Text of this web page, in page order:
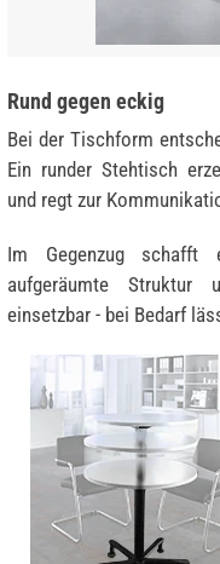
Rund gegen eckig
Bei der Tischform
Ein runder Stehtisch
und regt zur
Im Gegenzug
aufgeräumte Struktur
einsetzbar - bei Bedarf